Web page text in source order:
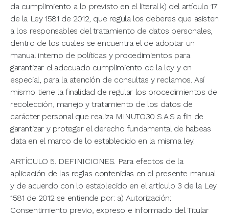
da cumplimiento a lo previsto en el literal k) del artículo 17
de la Ley 1581 de 2012, que regula los deberes que asisten
a los responsables del tratamiento de datos personales,
dentro de los cuales se encuentra el de adoptar un
manual interno de políticas y procedimientos para
garantizar el adecuado cumplimiento de la ley y en
especial, para la atención de consultas y reclamos. Así
mismo tiene la finalidad de regular los procedimientos de
recolección, manejo y tratamiento de los datos de
carácter personal que realiza MINUTO30 S.A.S a fin de
garantizar y proteger el derecho fundamental de habeas
data en el marco de lo establecido en la misma ley.
ARTÍCULO 5. DEFINICIONES. Para efectos de la
aplicación de las reglas contenidas en el presente manual
y de acuerdo con lo establecido en el artículo 3 de la Ley
1581 de 2012 se entiende por: a) Autorización:
Consentimiento previo, expreso e informado del Titular